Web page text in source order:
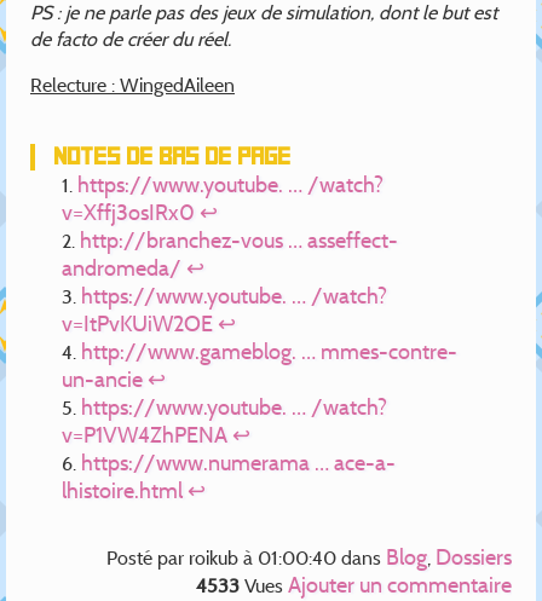
PS : je ne parle pas des jeux de simulation, dont le but est
de facto de créer du réel.
Relecture : WingedAileen
Notes de bas de page
https://www.youtube. … /watch?
v=Xffj3osIRx0 ↩
http://branchez-vous … asseffect-
andromeda/ ↩
https://www.youtube. … /watch?
v=ItPvKUiW2OE ↩
http://www.gameblog. … mmes-contre-
un-ancie ↩
https://www.youtube. … /watch?
v=P1VW4ZhPENA ↩
https://www.numerama … ace-a-
lhistoire.html ↩
Posté par roikub à 01:00:40 dans Blog, Dossiers
4533 Vues Ajouter un commentaire